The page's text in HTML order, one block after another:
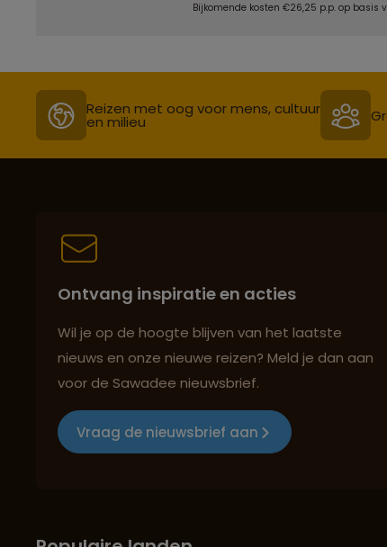
Bijkomende kosten €26,25 p.p. op basis
Reizen met oog voor mens, cultuur
en milieu
Ontvang inspiratie en acties
Wil je op de hoogte blijven van het laatste
nieuws en onze nieuwe reizen? Meld je dan aan
voor de Sawadee nieuwsbrief.
Vraag de nieuwsbrief aan